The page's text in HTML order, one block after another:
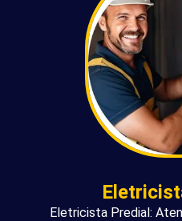
Eletricista Predial: